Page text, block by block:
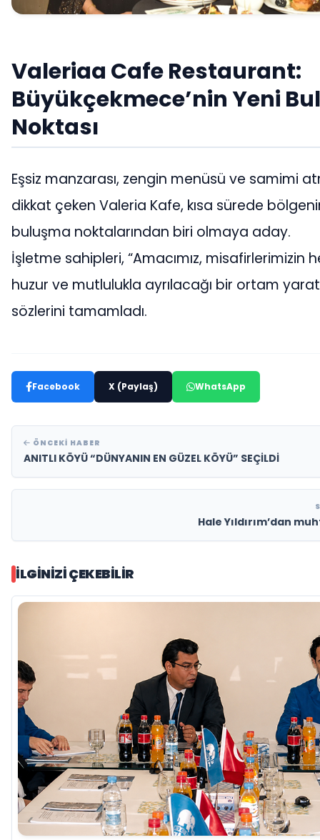
Valeriaa Cafe Restaurant:
Büyükçekmece’nin Yeni
Noktası
Eşsiz manzarası, zengin menüsü ve samimi
dikkat çeken Valeria Kafe, kısa sürede
buluşma noktalarından biri olmaya aday.
İşletme sahipleri, “Amacımız, misafirlerimizin
huzur ve mutlulukla ayrılacağı bir ortam
sözlerini tamamladı.
Facebook X (Paylaş) WhatsApp
ÖNCEKI HABER
ANITLI KÖYÜ “DÜNYANIN EN GÜZEL KÖYÜ” SEÇİLDİ
Hale Yıldırım’dan
İLGINIZI ÇEKEBILIR